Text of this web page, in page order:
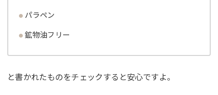
パラペン
鉱物油フリー
と書かれたものをチェックすると安心ですよ。